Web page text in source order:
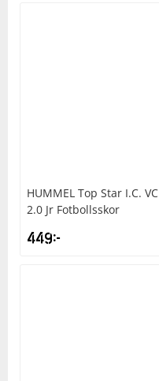
HUMMEL Top Star I.C. VC
2.0 Jr Fotbollsskor
449kr